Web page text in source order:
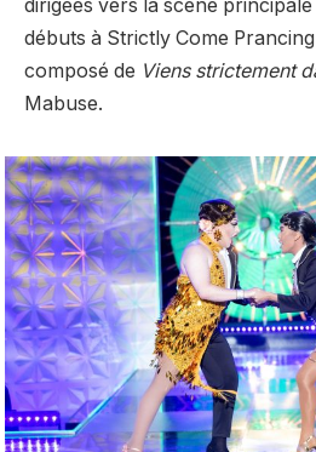
dirigées vers la scène
débuts à Strictly Come
composé de Viens strictement
Mabuse.